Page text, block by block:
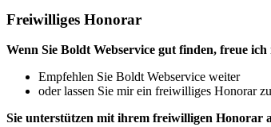
Freiwilliges Honorar
Wenn Sie Boldt Webservice gut finden, freue
Empfehlen Sie Boldt Webservice weiter
oder lassen Sie mir ein freiwilliges Honorar
Sie unterstützen mit ihrem freiwilligen Honorar